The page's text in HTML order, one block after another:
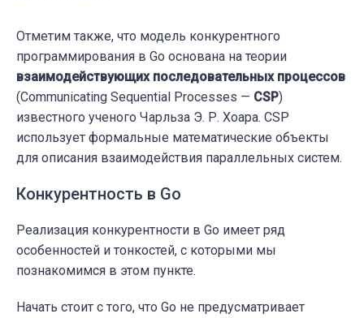
Отметим также, что модель конкурентного
программирования в Go основана на теории
взаимодействующих последовательных процессов
(Communicating Sequential Processes — CSP)
известного ученого Чарльза Э. Р. Хоара. CSP
использует формальные математические объекты
для описания взаимодействия параллельных систем.
Конкурентность в Go
Реализация конкурентности в Go имеет ряд
особенностей и тонкостей, с которыми мы
познакомимся в этом пункте.
Начать стоит с того, что Go не предусматривает